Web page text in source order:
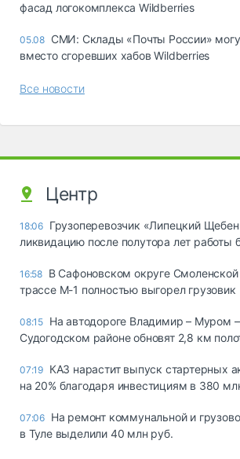
фасад логокомплекса Wildberries
05.08 СМИ: Склады «Почты России»
вместо сгоревших хабов Wildberries
Все новости
Центр
18:06 Грузоперевозчик «Липецкий
ликвидацию после полутора лет работы
16:58 В Сафоновском округе Смоленской
трассе М-1 полностью выгорел грузовик
08:15 На автодороге Владимир – Муром
Судогодском районе обновят 2,8 км
07:19 КАЗ нарастит выпуск стартерных
на 20% благодаря инвестициям в 380
07:06 На ремонт коммунальной и
в Туле выделили 40 млн руб.